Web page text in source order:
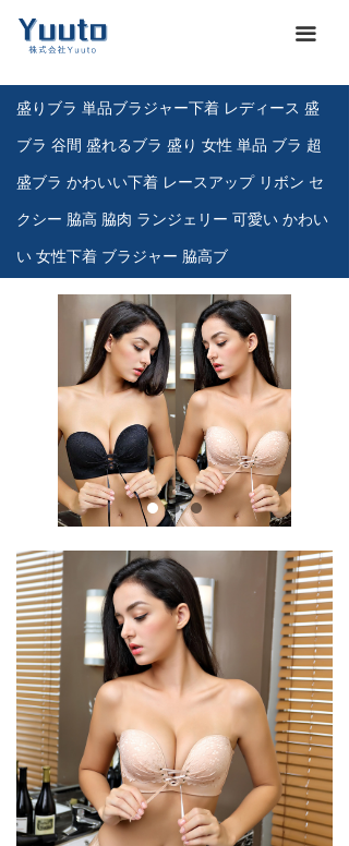
끀
낀 ホーム
商品一覽
뀴 お知らせ
끄 企業文化
展示会
海運通関サービス
お問い合わせ
義烏仕入れ代行
盛りブラ 単品ブラジャー下着 レディース 盛
ブラ 谷間 盛れるブラ 盛り 女性 単品 ブラ 超
盛ブラ かわいい下着 レースアップ リボン セ
クシー 脇高 脇肉 ランジェリー 可愛い かわい
い 女性下着 ブラジャー 脇高ブ